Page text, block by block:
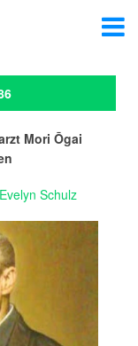
Mori Ōgai
Schulz